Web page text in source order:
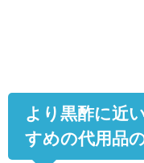
より黒酢に近
すめの代用品